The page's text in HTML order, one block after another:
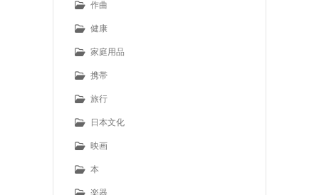
作曲
健康
家庭用品
携帯
旅行
日本文化
映画
本
楽器